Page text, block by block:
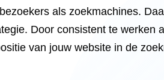
als zoekmachines.
Door consistent te werken
van jouw website in de